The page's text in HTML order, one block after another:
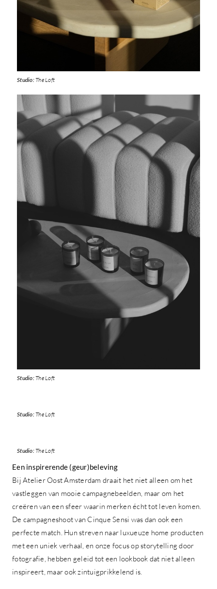
Studio:The Loft
Studio:The Loft
Studio:The Loft
Studio:The Loft
Een inspirerende (geur)beleving
Bij Atelier Oost Amsterdam draait het niet alleen om het
vastleggen van mooie campagnebeelden, maar om het
creëren van een sfeer waarin merken écht tot leven komen.
De campagneshoot van Cinque Sensi was dan ook een
perfecte match. Hun streven naar luxueuze home producten
met een uniek verhaal, en onze focus op storytelling door
fotografie, hebben geleid tot een lookbook dat niet alleen
inspireert, maar ook zintuigprikkelend is.